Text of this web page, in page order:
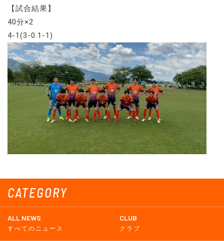
CATEGORY
ALL NEWS
すべてのニュース
CLUB
クラブ
【試合結果】
40分×2
4-1(3-0.1-1)